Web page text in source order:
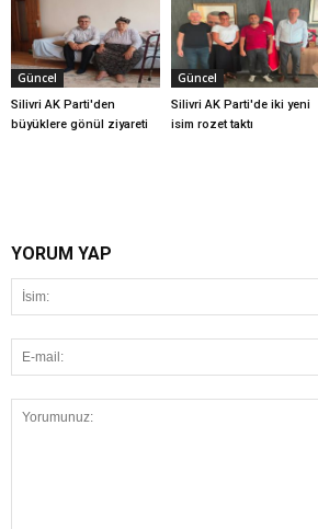
Güncel
Silivri AK Parti'den
büyüklere gönül ziyareti
Güncel
Silivri AK Parti'de iki yeni
isim rozet taktı
YORUM YAP